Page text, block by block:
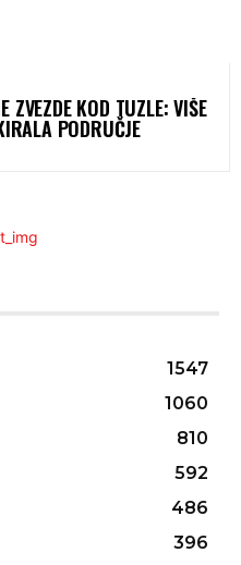
ZVEZDE KOD TUZLE: VIŠE
PODRUČJE
1547
1060
810
592
486
396